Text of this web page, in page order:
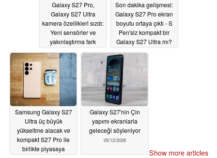
Galaxy S27 Pro,
Galaxy S27 Ultra
kamera özellikleri sızdı:
Yeni sensörler ve
yakınlaştırma fark
05/21/2026
Son dakika gelişmesi:
Galaxy S27 Pro ekran
boyutu ortaya çıktı - S
Pen'siz kompakt bir
Galaxy S27 Ultra mı?
05/20/2026
Samsung Galaxy S27
Ultra üç büyük
yükseltme alacak ve
kompakt S27 Pro ile
birlikte piyasaya
Galaxy S27'nin Çin
yapımı ekranlarla
geleceği söyleniyor
05/12/2026
Show more articles